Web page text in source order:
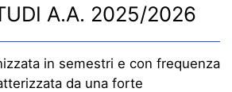
A.A. 2025/2026
in semestri e con frequenza
da una forte